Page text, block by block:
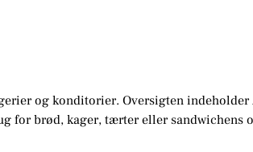
og konditorier. Oversigten indeholder
for brød, kager, tærter eller sandwichens